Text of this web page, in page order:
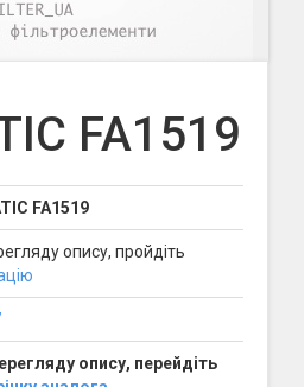
FA1519
FA1519
опису, пройдіть
опису, перейдіть